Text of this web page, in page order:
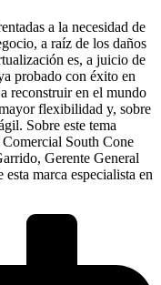
a la necesidad de
a raíz de los daños
es, a juicio de
probado con éxito en
reconstruir en el mundo
flexibilidad y, sobre
Sobre este tema
South Cone
Gerente General
marca especialista en